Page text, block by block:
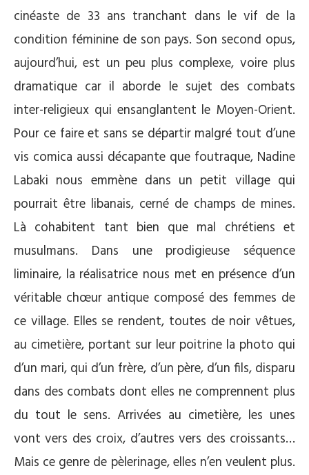
cinéaste de 33 ans tranchant dans le vif de la
condition féminine de son pays. Son second opus,
aujourd’hui, est un peu plus complexe, voire plus
dramatique car il aborde le sujet des combats
inter-religieux qui ensanglantent le Moyen-Orient.
Pour ce faire et sans se départir malgré tout d’une
vis comica aussi décapante que foutraque, Nadine
Labaki nous emmène dans un petit village qui
pourrait être libanais, cerné de champs de mines.
Là cohabitent tant bien que mal chrétiens et
musulmans. Dans une prodigieuse séquence
liminaire, la réalisatrice nous met en présence d’un
véritable chœur antique composé des femmes de
ce village. Elles se rendent, toutes de noir vêtues,
au cimetière, portant sur leur poitrine la photo qui
d’un mari, qui d’un frère, d’un père, d’un fils, disparu
dans des combats dont elles ne comprennent plus
du tout le sens. Arrivées au cimetière, les unes
vont vers des croix, d’autres vers des croissants…
Mais ce genre de pèlerinage, elles n’en veulent plus.